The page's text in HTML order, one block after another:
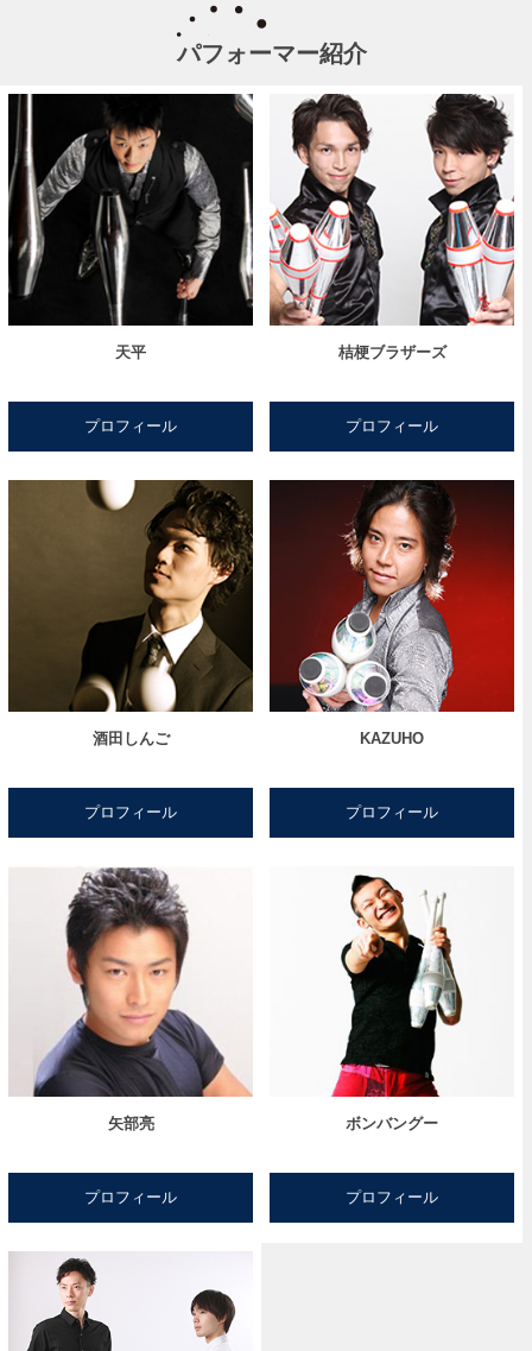
パフォーマー紹介
天平
プロフィール
桔梗ブラザーズ
プロフィール
酒田しんご
プロフィール
KAZUHO
プロフィール
矢部亮
プロフィール
ボンバングー
プロフィール